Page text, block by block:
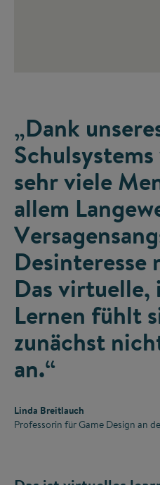
„Dank
sehr viele
allem
Desinteresse
Das
Lernen fühlt
zunächst
an.“
Linda Breitlauch
Professorin für Game Design an